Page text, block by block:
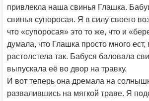
привлекла наша свинья Глашка.
свинья супоросая. Я в силу своего
что «супоросая» это то же, что и
думала, что Глашка просто много ест,
растолстела так. Бабуся баловала
выпускала её во двор на травку.
И вот теперь она дремала на
развалившись на мягкой траве. Я